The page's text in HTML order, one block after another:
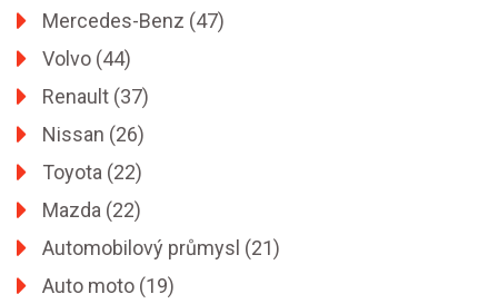
Mercedes-Benz (47)
Volvo (44)
Renault (37)
Nissan (26)
Toyota (22)
Mazda (22)
Automobilový průmysl (21)
Auto moto (19)